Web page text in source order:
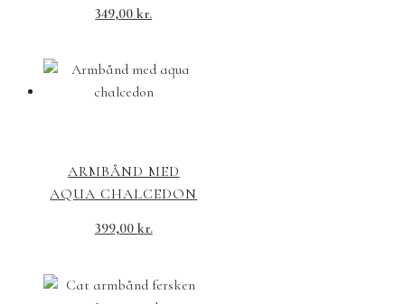
349,00kr.
ARMBÅND MED
AQUA CHALCEDON
399,00 kr.